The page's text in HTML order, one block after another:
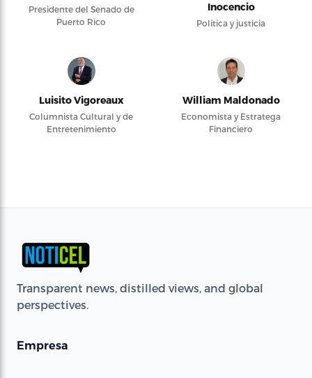
Presidente del Senado de
Puerto Rico
Inocencio
Política y justicia
Luisito Vigoreaux
Columnista Cultural y de
Entretenimiento
William Maldonado
Economista y Estratega
Financiero
Transparent news, distilled views, and global
perspectives.
Empresa